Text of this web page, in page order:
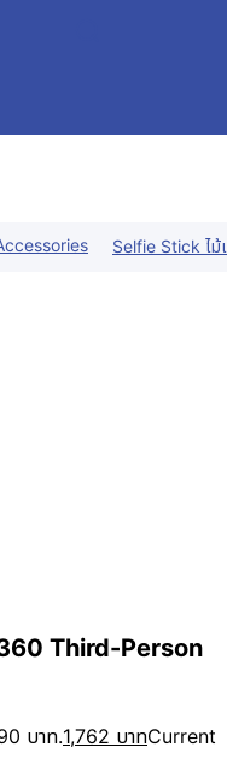
Selfie Stick ไม้
Third-Person
บาท.1,762 บาทCurrent